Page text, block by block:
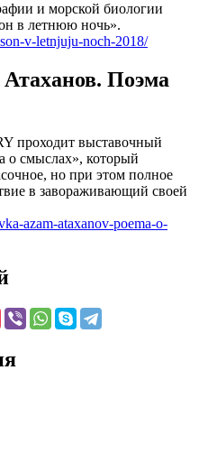
и морской биологии
в летнюю ночь».
v-letnjuju-noch-2018/
Поэма
проходит выставочный
о смыслах», который
но при этом полное
в завораживающий своей
azam-ataxanov-poema-o-